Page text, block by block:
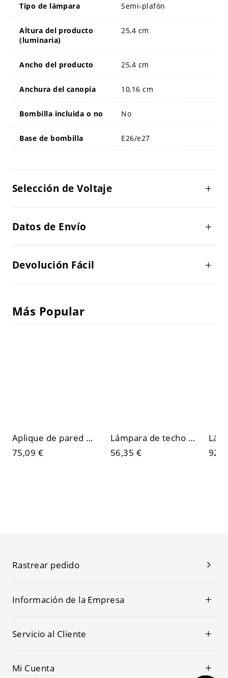
Tipo de lámpara Semi-plafón
Altura del producto
(luminaria)
25,4 cm
Ancho del producto 25,4 cm
Anchura del canopia 10,16 cm
Bombilla incluida o no No
Base de bombilla E26/e27
Selección de Voltaje
Datos de Envío
Devolución Fácil
Más Popular
Aplique de pared metálico de bombilla abierta industrial de 4 luces para sala de estar en negro/bronce/óxido con diseño de tubería
75,09 €
Lámpara de techo de metal para granja con acabado dorado/negro, 1 luz, montaje semi empotrado en corredor de jaula circular
56,35 €
Rastrear pedido
Información de la Empresa
Servicio al Cliente
Mi Cuenta